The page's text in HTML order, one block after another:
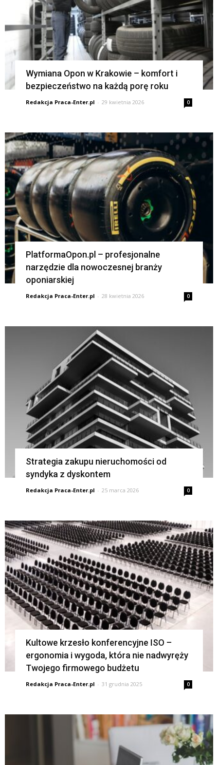
Wymiana Opon w Krakowie – komfort i
bezpieczeństwo na każdą porę roku
Redakcja Praca-Enter.pl - 29 kwietnia 2026 0
PlatformaOpon.pl – profesjonalne
narzędzie dla nowoczesnej branży
oponiarskiej
Redakcja Praca-Enter.pl - 28 kwietnia 2026 0
Strategia zakupu nieruchomości od
syndyka z dyskontem
Redakcja Praca-Enter.pl - 25 marca 2026 0
Kultowe krzesło konferencyjne ISO –
ergonomia i wygoda, która nie nadwyręży
Twojego firmowego budżetu
Redakcja Praca-Enter.pl - 31 grudnia 2025 0